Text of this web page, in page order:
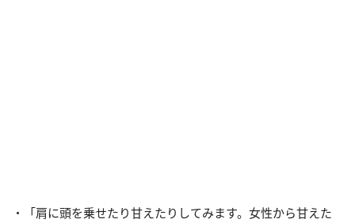
・「肩に頭を乗せたり甘えたりしてみます。女性から甘えた